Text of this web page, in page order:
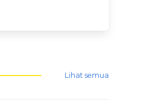
Lihat semua